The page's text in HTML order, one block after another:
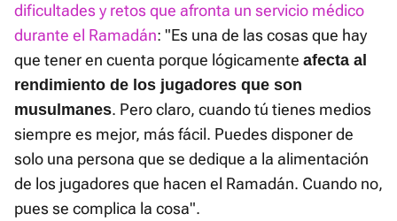
dificultades y retos que afronta un servicio médico
durante el Ramadán: "Es una de las cosas que hay
que tener en cuenta porque lógicamente afecta al
rendimiento de los jugadores que son
musulmanes. Pero claro, cuando tú tienes medios
siempre es mejor, más fácil. Puedes disponer de
solo una persona que se dedique a la alimentación
de los jugadores que hacen el Ramadán. Cuando no,
pues se complica la cosa".